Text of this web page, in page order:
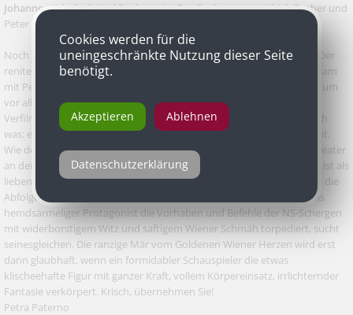
Johannes Krischals Karl Bockerer in „Der Bockerer“ von Ulrich Becher und
Peter Preses, Theater in der Josefstadt
Noch jede „Bockerer“-Inszenierung steht und fällt mit der Titelrolle. Der
renitente Wiener Fleischhauer, den sich Autor Ulrich Becher gemeinsam
mit Peter Preses im US-Exil zusammengereimt haben, ist dem Publikum
vor allem durch Karl Merkatz‘ Verkörperung in den Franz-Antel-
Verfilmungen in Erinnerung. Johannes Krisch hält da locker stand, ach
was: er übertrumpft die überlebensgroße Filmvorlage mit Leichtigkeit.
Wie der 55-Jährige in Stephan Müllers „Bockerer“-Inszenierung im Theater
an der Josefstadt die Paraderolle anlegt, geht einem ans Herz. Krisch ist als
liebenswerter Rappelkopf das Epizentrum der Inszenierung und hält die
Abfolge der holzschnittartigen Szenen zusammen. Wie der Akteur als
hemdsärmeliger Protagonist die Vorhaben und Befehle der NS-Schergen
mit widerborstigem Witz und saftigem Wiener Schmäh torpediert, sucht
seinesgleichen. Die ranzige Mär vom Goldenen Wiener Herzen wird erst
dann glaubhaft, wenn ein formidabler Schauspieler die etwas
klischeehafte Figur mit ganzer Kraft, vollem Körpereinsatz, irrlichternder
Fantasie verkörpert. Krisch, übernehmen Sie!
Petra Paterno
Cookies werden für die
uneingeschränkte Nutzung dieser Seite
benötigt.
Akzeptieren Ablehnen
Datenschutzerklärung